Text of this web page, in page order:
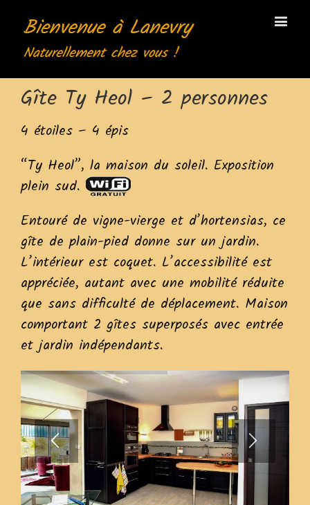
Gîte Ty Heol – 2 personnes
4 étoiles – 4 épis
“Ty Heol”, la maison du soleil. Exposition
plein sud.
Entouré de vigne-vierge et d’hortensias, ce
gîte de plain-pied donne sur un jardin.
L’intérieur est coquet. L’accessibilité est
appréciée, autant avec une mobilité réduite
que sans difficulté de déplacement. Maison
comportant 2 gîtes superposés avec entrée
et jardin indépendants.